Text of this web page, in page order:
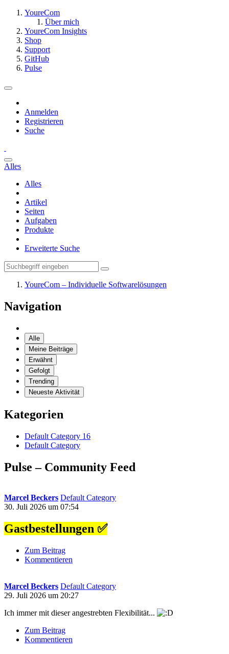
YoureCom
Über mich
YoureCom Insights
Shop
Support
GitHub
Pulse
Anmelden
Registrieren
Suche
Alles
Alles
Artikel
Seiten
Aufgaben
Produkte
Erweiterte Suche
YoureCom – Individuelle Softwarelösungen
Navigation
Alle
Meine Beiträge
Erwähnt
Gefolgt
Trending
Neueste Aktivität
Kategorien
Default Category 16
Default Category
Pulse – Community Feed
Marcel Beckers Default Category
30. Juli 2026 um 07:54
Gastbestellungen ✅
Zum Beitrag
Kommentieren
Marcel Beckers Default Category
29. Juli 2026 um 20:27
Ich immer mit dieser angestrebten Flexibilität...
Zum Beitrag
Kommentieren